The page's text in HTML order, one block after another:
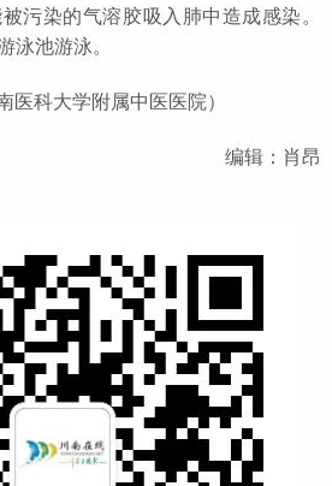
污染的气溶胶吸入肺中造成感染。
泳池游泳。
医科大学附属中医医院）
编辑：肖昂